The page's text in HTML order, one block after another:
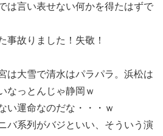
は言い表せない何かを得たはずで
事故りました！失敬！
は大雪で清水はパラパラ。浜松は
なっとんじゃ静岡ｗ
い運命なのだな・・・ｗ
バ系列がバジといい、そういう演